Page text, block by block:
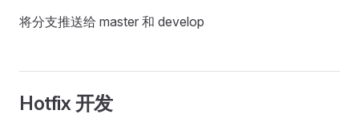
将分支推送给 master 和 develop
Hotfix 开发